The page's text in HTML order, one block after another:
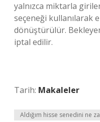
yalnızca miktarla
seçeneği kullanılarak
dönüştürülür.
iptal edilir.
Tarih: Makaleler
Aldığım hisse senedini ne